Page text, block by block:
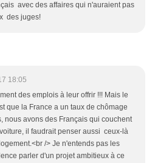
avec des affaires qui n'auraient pas
des juges!
18:05
des emplois à leur offrir !!! Mais le
que la France a un taux de chômage
nous avons des Français qui couchent
il faudrait penser aussi ceux-là
/> Je n'entends pas les
parler d'un projet ambitieux à ce